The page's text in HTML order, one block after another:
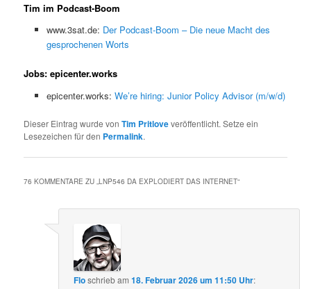
Tim im Podcast-Boom
www.3sat.de: Der Podcast-Boom – Die neue Macht des
gesprochenen Worts
Jobs: epicenter.works
epicenter.works: We’re hiring: Junior Policy Advisor (m/w/d)
Dieser Eintrag wurde vonTim Pritloveveröffentlicht. Setze ein
Lesezeichen für den Permalink.
76 KOMMENTARE ZU „LNP546 DA EXPLODIERT DAS INTERNET“
Floschriebam18. Februar 2026 um 11:50 Uhr: